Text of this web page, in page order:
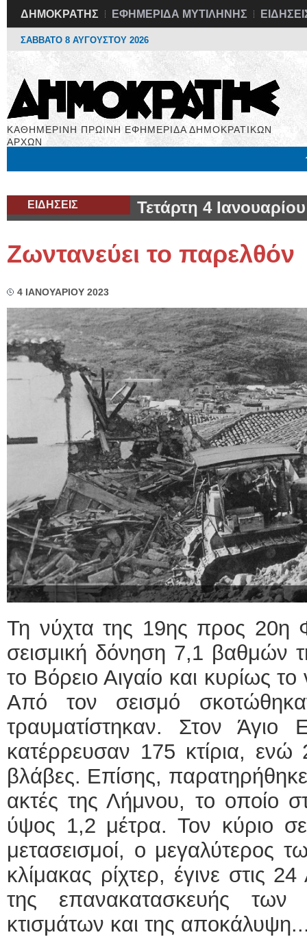
ΔΗΜΟΚΡΑΤΗΣ ΕΦΗΜΕΡΙΔΑ ΜΥΤΙΛΗΝΗΣ
ΣΑΒΒΑΤΟ 8 ΑΥΓΟΥΣΤΟΥ 2026
ΚΑΘΗΜΕΡΙΝΗ ΠΡΩΙΝΗ ΕΦΗΜΕΡΙΔΑ ΔΗΜΟΚΡΑΤΙΚΩΝ
ΑΡΧΩΝ
ΕΙΔΗΣΕΙΣ Τετάρτη 4
Ζωντανεύει το παρελθόν
4 ΙΑΝΟΥΑΡΙΟΥ 2023
Τη νύχτα της 19ης προς 20η
σεισμική δόνηση 7,1 βαθμών
το Βόρειο Αιγαίο και κυρίως
Από τον σεισμό
τραυματίστηκαν. Στον Άγιο
κατέρρευσαν 175 κτίρια,
βλάβες. Επίσης, παρατηρήθηκε
ακτές της Λήμνου, το οποίο
ύψος 1,2 μέτρα. Τον κύριο
μετασεισμοί, ο μεγαλύτερος
κλίμακας ρίχτερ, έγινε στις
της επανακατασκευής των
κτισμάτων και της